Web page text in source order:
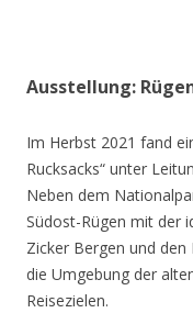
Ausstellung:
Im Herbst 2021 fand
Rucksacks“ unter
Neben dem
Südost-Rügen mit der
Zicker Bergen und
die Umgebung der
Reisezielen.